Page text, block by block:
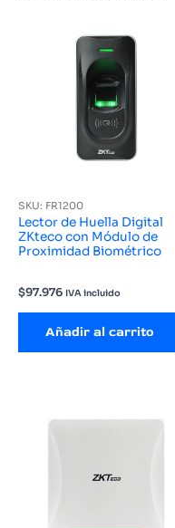
SKU: FR1200
Lector de Huella Digital
ZKteco con Módulo de
Proximidad Biométrico
$97.976 IVA incluido
Añadir al carrito